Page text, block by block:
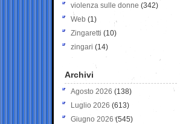
violenza sulle donne (342)
Web (1)
Zingaretti (10)
zingari (14)
Archivi
Agosto 2026 (138)
Luglio 2026 (613)
Giugno 2026 (545)